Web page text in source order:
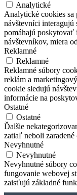
Analytické
Analytické cookies sa
návštevníci interagujú
pomáhajú poskytovať
návštevníkov, miera
Reklamné
Reklamné
Reklamné súbory
reklám a
cookie sledujú
informácie na
Ostatné
Ostatné
Ďalšie
zatiaľ neboli zaradené
Nevyhnutné
Nevyhnutné
Nevyhnutné súbory
fungovanie webovej
zaisťujú základné